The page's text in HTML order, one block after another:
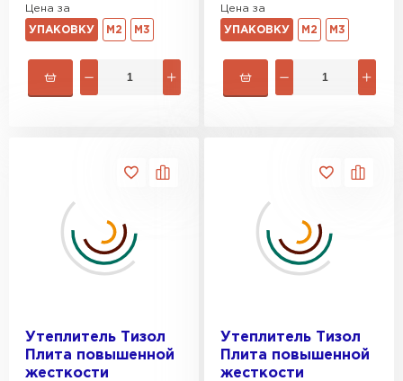
Цена за
УПАКОВКУ М2 М3
Цена за
УПАКОВКУ М2 М3
Утеплитель Тизол
Плита повышенной
жесткости
Утеплитель Тизол
Плита повышенной
жесткости